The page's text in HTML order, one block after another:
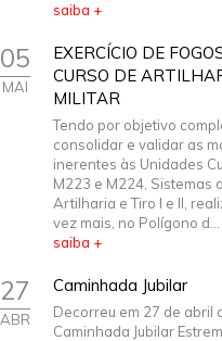
saiba +
05
MAI
EXERCÍCIO DE
CURSO DE
MILITAR
Tendo por objetivo
consolidar e validar as
inerentes às Unidades
M223 e M224, Sistemas
Artilharia e Tiro I e II,
vez mais, no Polígono d...
saiba +
27
ABR
Caminhada Jubilar
Decorreu em 27 de abril
Caminhada Jubilar